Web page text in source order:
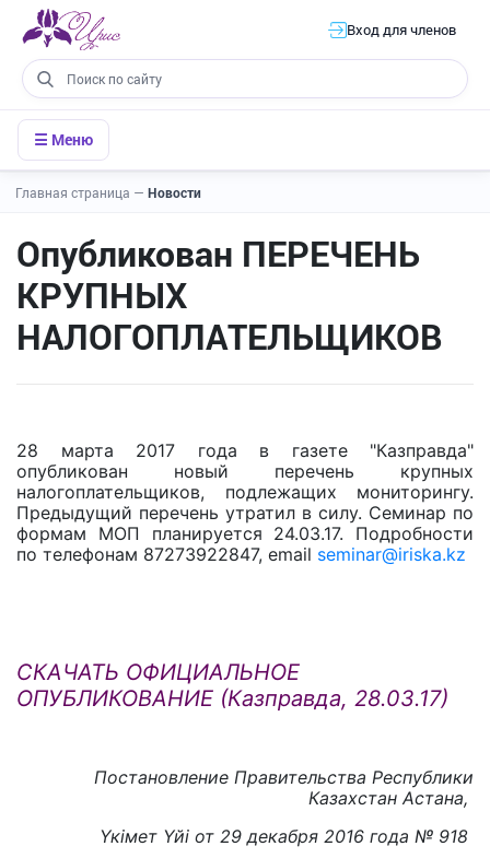
Вход для членов
☰ Меню
Главная страница — Новости
Опубликован ПЕРЕЧЕНЬ
КРУПНЫХ
НАЛОГОПЛАТЕЛЬЩИКОВ
28 марта 2017 года в газете "Казправда"
опубликован новый перечень крупных
налогоплательщиков, подлежащих мони­торингу.
Предыдущий перечень утратил в силу. Семинар по
формам МОП планируется 24.03.17. Подробности
по телефонам 87273922847, email seminar@iriska.kz
СКАЧАТЬ ОФИЦИАЛЬНОЕ
ОПУБЛИКОВАНИЕ (Казправда, 28.03.17)
Постановление Правительства Республики
Казахстан Астана,
Үкімет Үйі от 29 декабря 2016 года № 918